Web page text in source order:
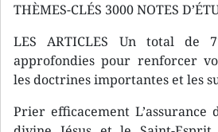
THÈMES-CLÉS 3000 NOTES
LES ARTICLES Un total de
approfondies pour renforcer
les doctrines importantes et les
Prier efficacement L’assurance